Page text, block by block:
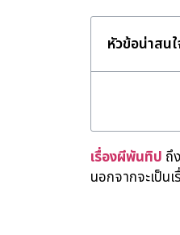
หัวข้อน่าสน
เรื่องผีพันทิป ถึ
นอกจากจะเป็น